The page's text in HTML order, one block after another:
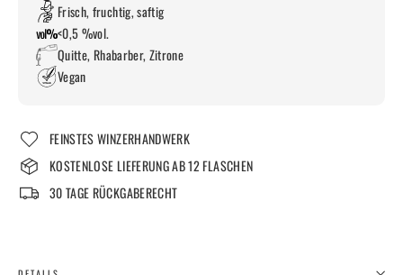
Frisch, fruchtig, saftig
<0,5 %vol.
Quitte, Rhabarber, Zitrone
Vegan
FEINSTES WINZERHANDWERK
KOSTENLOSE LIEFERUNG AB 12 FLASCHEN
30 TAGE RÜCKGABERECHT